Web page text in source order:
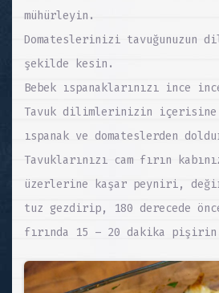
mühürleyin.
Domateslerinizi tavuğunuzun
şekilde kesin.
Bebek ıspanaklarınızı ince
Tavuk dilimlerinizin içerisine
ıspanak ve domateslerden
Tavuklarınızı cam fırın
üzerlerine kaşar peyniri,
tuz gezdirip, 180 derecede
fırında 15 – 20 dakika